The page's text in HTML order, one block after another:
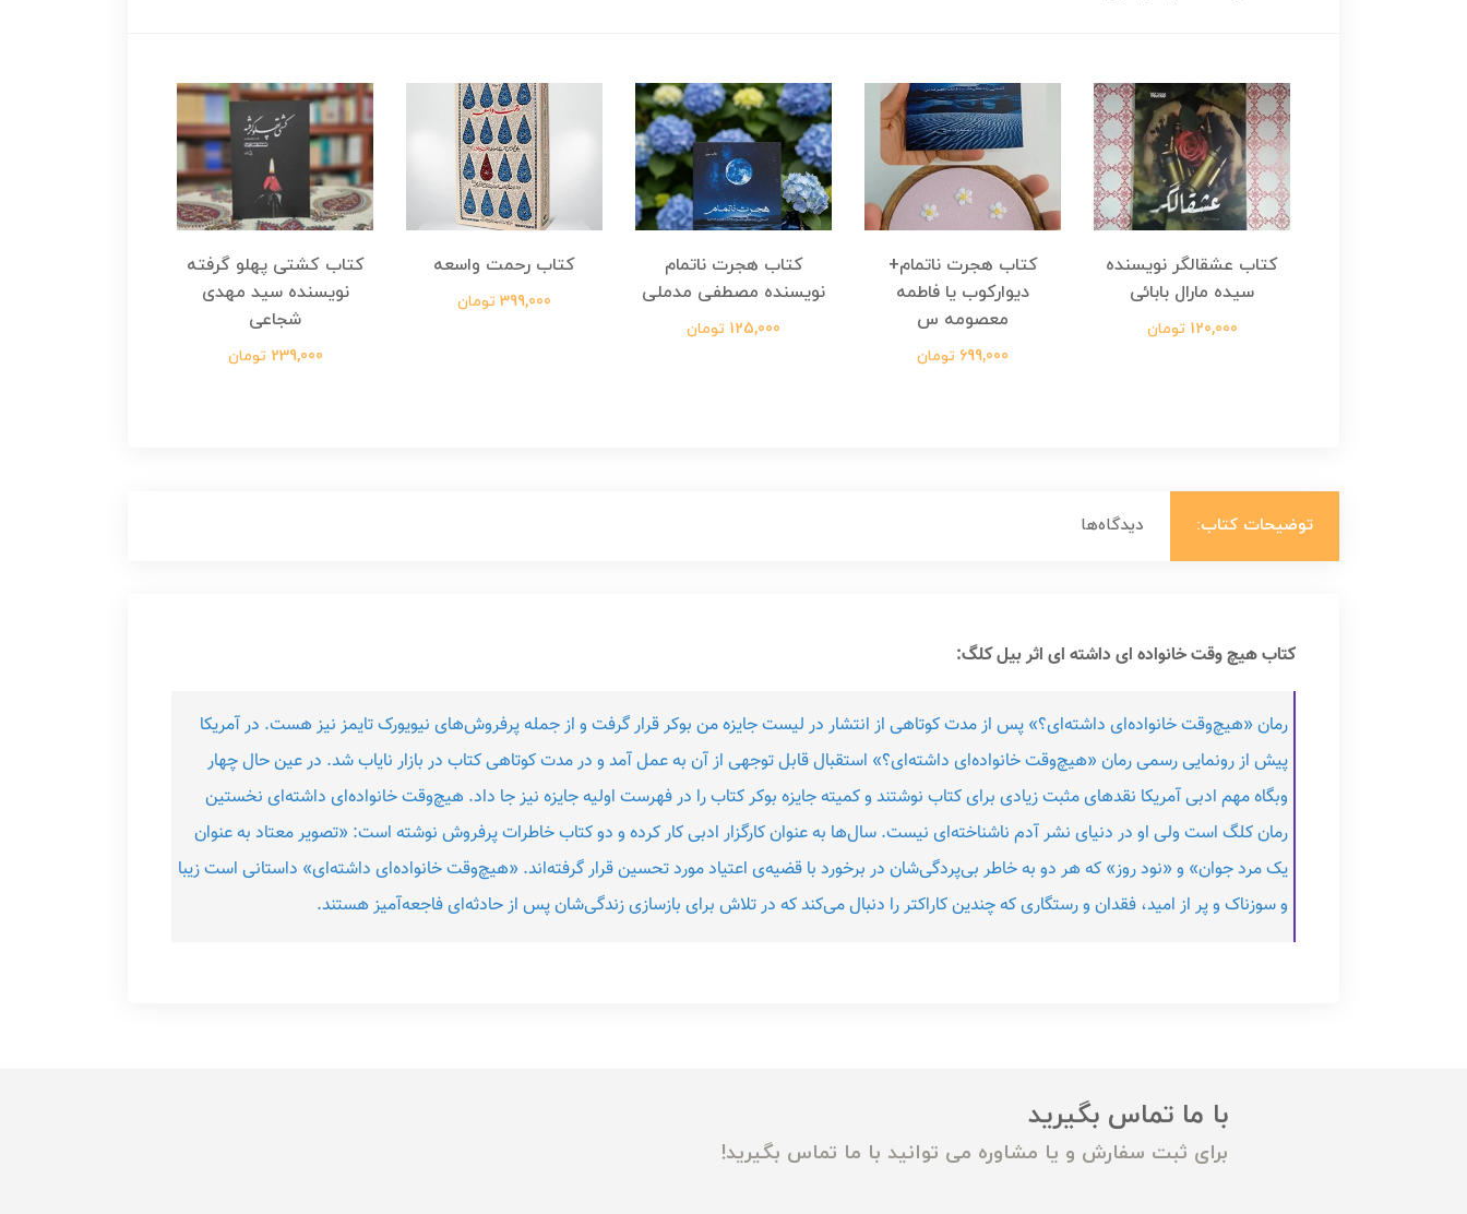
کتاب عشقالگر نویسنده
سیده مارال بابائی
120,000 تومان
کتاب هجرت ناتمام+
دیوارکوب یا فاطمه
معصومه س
699,000 تومان
کتاب هجرت ناتمام
نویسنده مصطفی مدملی
125,000 تومان
کتاب رحمت واسعه
399,000 تومان
کتاب کشتی پهلو گرفته
نویسنده سید مهدی
شجاعی
239,000 تومان
توضیحات کتاب: دیدگاه‌ها
کتاب هیچ وقت خانواده ای داشته ای اثر بیل کلگ:
رمان «هیچ‌وقت خانواده‌ای داشته‌ای؟» پس از مدت کوتاهی از انتشار در لیست جایزه من بوکر قرار گرفت و از جمله پرفروش‌های نیویورک تایمز نیز هست. در آمریکا
پیش از رونمایی رسمی رمان «هیچ‌وقت خانواده‌ای داشته‌ای؟» استقبال قابل توجهی از آن به عمل آمد و در مدت کوتاهی کتاب در بازار نایاب شد. در عین حال چهار
وبگاه مهم ادبی آمریکا نقدهای مثبت زیادی برای کتاب نوشتند و کمیته‌ جایزه‌ بوکر کتاب را در فهرست اولیه‌ جایزه نیز جا داد. هیچ‌وقت خانواده‌ای داشته‌ای نخستین
رمان کلگ است ولی او در دنیای نشر آدم ناشناخته‌ای نیست. سال‌ها به عنوان کارگزار ادبی کار کرده و دو کتاب خاطرات پرفروش نوشته است:‌ «تصویر معتاد به عنوان
یک مرد جوان» و «نود روز» که هر دو به خاطر بی‌پردگی‌شان در برخورد با قضیه‌ی اعتیاد مورد تحسین قرار گرفته‌اند. «هیچ‌وقت خانواده‌ای داشته‌ای» داستانی است زیبا
و سوزناک و پر از امید، فقدان و رستگاری که چندین کاراکتر را دنبال می‌کند که در تلاش برای بازسازی زندگی‌شان پس از حادثه‌ای فاجعه‌آمیز هستند.
با ما تماس بگیرید
برای ثبت سفارش و یا مشاوره می توانید با ما تماس بگیرید!